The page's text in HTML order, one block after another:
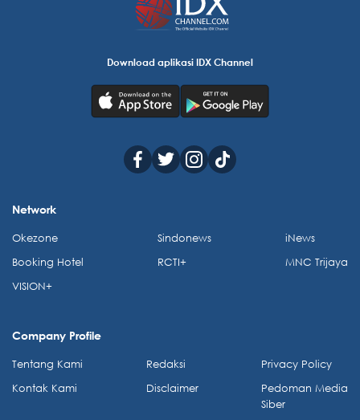
Download aplikasi IDX Channel
Network
Okezone
Booking Hotel
VISION+
Sindonews
RCTI+
iNews
MNC Trijaya
Company Profile
Tentang Kami
Kontak Kami
Redaksi
Disclaimer
Privacy Policy
Pedoman Media
Siber